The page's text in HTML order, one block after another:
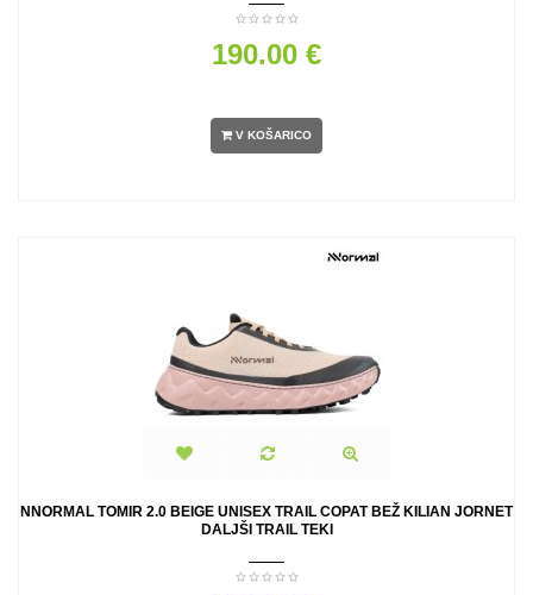
190.00 €
V KOŠARICO
NNORMAL TOMIR 2.0 BEIGE UNISEX TRAIL COPAT BEŽ KILIAN JORNET
DALJŠI TRAIL TEKI